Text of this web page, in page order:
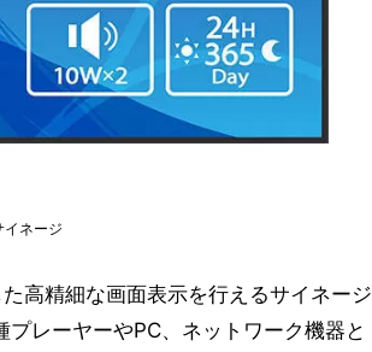
ネージ
高精細な画面表示を行えるサイネージ
レーヤーやPC、ネットワーク機器と